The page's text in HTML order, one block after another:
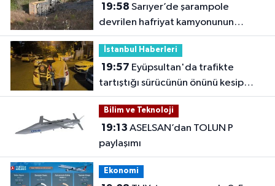
19:58
devrilen hafriyat kamyonunun
şoförü yaralandı
İstanbul Haberleri
19:57
tartıştığı sürücünün önünü kesip
tehdit eden saldırgana 180 bin lira
ceza
Bilim ve Teknoloji
19:13
paylaşımı
Ekonomi